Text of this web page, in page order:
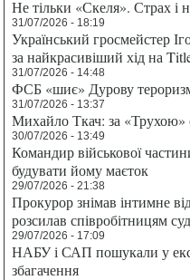
Не тільки «Скеля». Страх
31/07/2026 - 18:19
Український гросмейстер
за найкрасивіший хід на
31/07/2026 - 14:48
ФСБ «шиє» Дурову
31/07/2026 - 13:37
Михайло Ткач: за «Трухою»
30/07/2026 - 13:49
Командир військової
будувати йому маєток
29/07/2026 - 21:38
Прокурор знімав інтимне
розсилав співробітницям
29/07/2026 - 17:09
НАБУ і САП пошукали у
збагачення